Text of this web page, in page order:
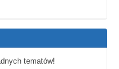
tematów!